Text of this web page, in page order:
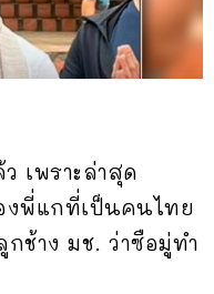
เพราะล่าสุด
งพี่แกที่เป็นคนไทย
ช้าง มช. ว่าซือมู่ทำ